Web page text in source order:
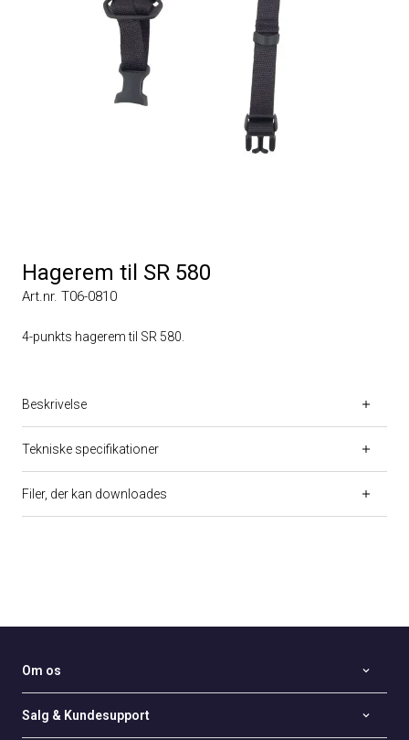
Hagerem til SR 580
Art.nr. T06-0810
4-punkts hagerem til SR 580.
Beskrivelse
Tekniske specifikationer
Filer, der kan downloades
Om os
Salg & Kundesupport